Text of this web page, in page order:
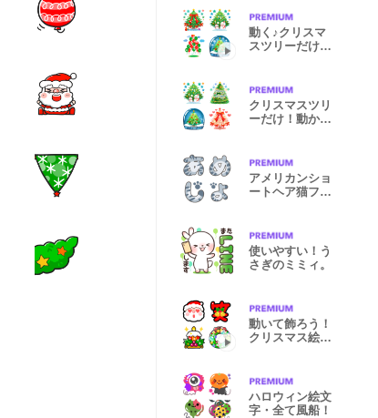
動く♪クリスマ
スツリーだけキ
クリスマスツリ
ーだけ！動かな
アメリカンショ
ートヘア猫フォ
使いやすい！う
さぎのミミィ。
動いて飾ろう！
クリスマス絵文
ハロウィン絵文
字・全て風船！